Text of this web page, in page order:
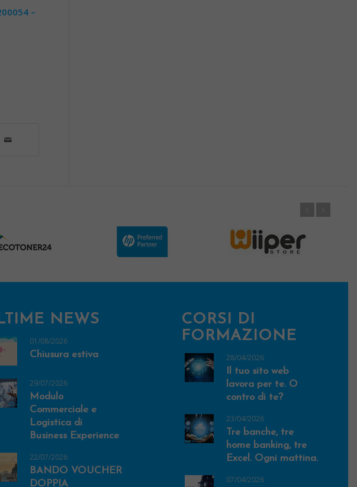
–
NEWS
01/08/2026
Chiusura estiva
29/07/2026
Modulo
Commerciale e
Logistica di
Business Experience
22/07/2026
BANDO VOUCHER
DOPPIA
CORSI DI
FORMAZIONE
28/04/2026
Il tuo sito web
lavora per te. O
contro di te?
23/04/2026
Tre banche, tre
home banking, tre
Excel. Ogni mattina.
07/04/2026